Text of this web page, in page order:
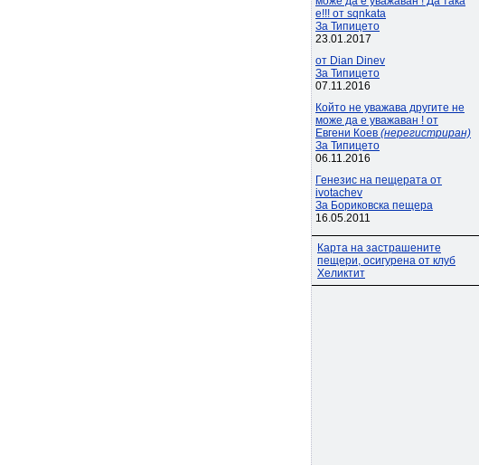
е!!! от sqnkata
За Типицето
23.01.2017
от Dian Dinev
За Типицето
07.11.2016
Който не уважава другите не
може да е уважаван ! от
Евгени Коев (нерегистриран)
За Типицето
06.11.2016
Генезис на пещерата от
ivotachev
За Бориковска пещера
16.05.2011
Карта на застрашените
пещери, осигурена от клуб
Хеликтит